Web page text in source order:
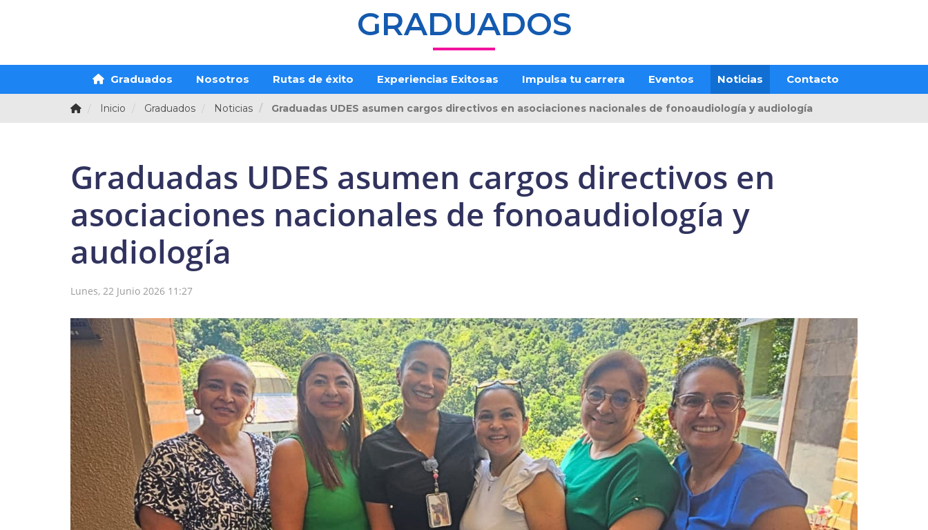
GRADUADOS
Graduados Nosotros Rutas de éxito Experiencias Exitosas Impulsa tu carrera Eventos Noticias Contacto
Inicio Graduados Noticias Graduadas UDES asumen cargos directivos en asociaciones nacionales de fonoaudiología y audiología
Graduadas UDES asumen cargos directivos en
asociaciones nacionales de fonoaudiología y
audiología
Lunes, 22 Junio 2026 11:27